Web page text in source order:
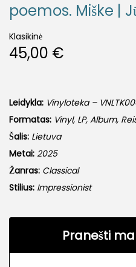
poemos. Miške |
Klasikinė
45,00 €
Leidykla: Vinyloteka –
Formatas: Vinyl, LP, Album,
Šalis: Lietuva
Metai: 2025
Žanras: Classical
Stilius: Impressionist
Pranešti